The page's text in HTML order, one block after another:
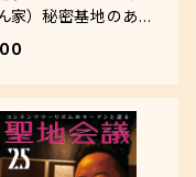
家） 秘密基地のある
焼き鳥屋